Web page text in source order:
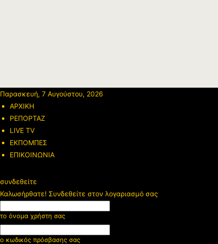
Παρασκευή, 7 Αυγούστου, 2026
ΑΡΧΙΚΗ
ΡΕΠΟΡΤΑΖ
LIVE TV
ΕΚΠΟΜΠΕΣ
ΕΠΙΚΟΙΝΩΝΙΑ
συνδεθείτε
Καλωσήρθατε! Συνδεθείτε στον λογαριασμό σας
το όνομα χρήστη σας
ο κωδικός πρόσβασης σας